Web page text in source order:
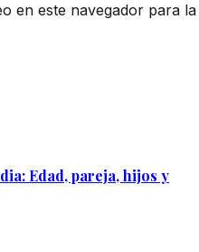
en este navegador para la
Edad, pareja, hijos y